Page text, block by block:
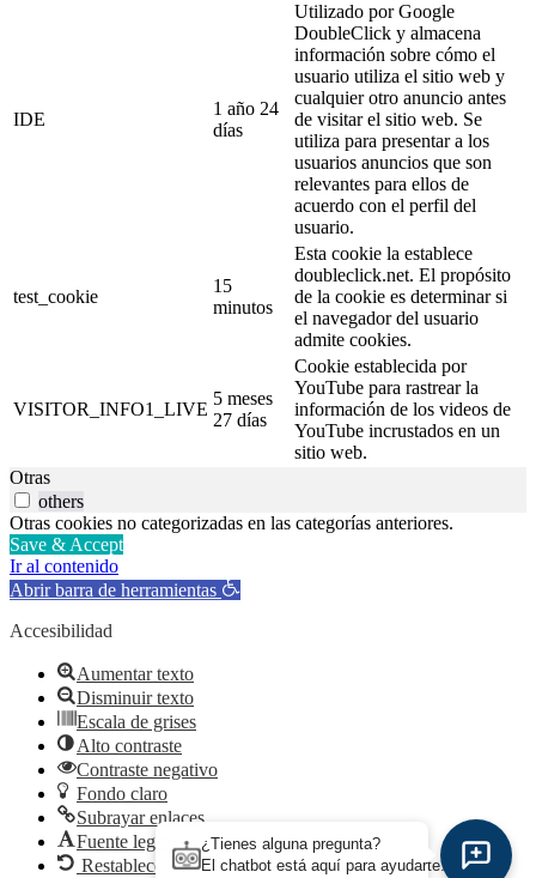
IDE
1 año 24
días
Utilizado por Google
DoubleClick y almacena
información sobre cómo el
usuario utiliza el sitio web y
cualquier otro anuncio antes
de visitar el sitio web. Se
utiliza para presentar a los
usuarios anuncios que son
relevantes para ellos de
acuerdo con el perfil del
usuario.
test_cookie
15
minutos
Esta cookie la establece
doubleclick.net. El propósito
de la cookie es determinar si
el navegador del usuario
admite cookies.
VISITOR_INFO1_LIVE
5 meses
27 días
Cookie establecida por
YouTube para rastrear la
información de los videos de
YouTube incrustados en un
sitio web.
Otras
others
Otras cookies no categorizadas en las categorías anteriores.
Save & Accept
Ir al contenido
Abrir barra de herramientas
Accesibilidad
Aumentar texto
Disminuir texto
Escala de grises
Alto contraste
Contraste negativo
Fondo claro
Subrayar enlaces
Fuente legible
Restablecer
¿Tienes alguna pregunta?
El chatbot está aquí para ayudarte.